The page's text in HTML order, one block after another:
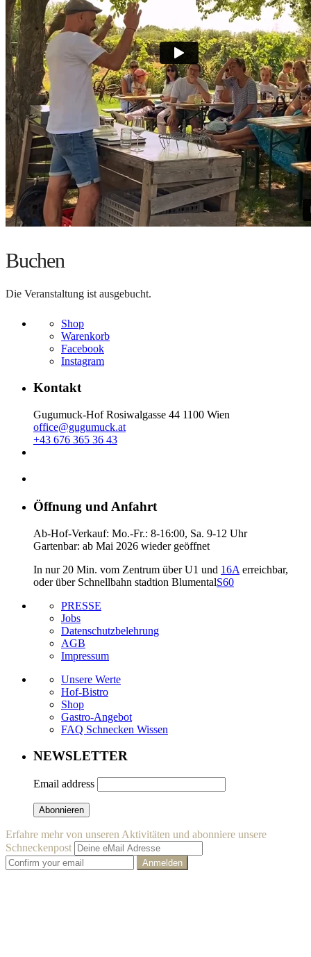
Buchen
Die Veranstaltung ist ausgebucht.
Shop
Warenkorb
Facebook
Instagram
Kontakt
Gugumuck-Hof Rosiwalgasse 44 1100 Wien
office@gugumuck.at
+43 676 365 36 43
Öffnung und Anfahrt
Ab-Hof-Verkauf: Mo.-Fr.: 8-16:00, Sa. 9-12 Uhr
Gartenbar: ab Mai 2026 wieder geöffnet
In nur 20 Min. vom Zentrum über U1 und 16A erreichbar,
oder über Schnellbahn stadtion BlumentalS60
PRESSE
Jobs
Datenschutzbelehrung
AGB
Impressum
Unsere Werte
Hof-Bistro
Shop
Gastro-Angebot
FAQ Schnecken Wissen
NEWSLETTER
Email address
Erfahre mehr von unseren Aktivitäten und abonniere unsere
Schneckenpost